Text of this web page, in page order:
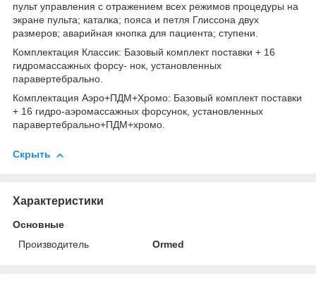
пульт управления с отражением всех режимов процедуры на
экране пульта; каталка; пояса и петля Глиссона двух
размеров; аварийная кнопка для пациента; ступени.
Комплектация Классик: Базовый комплект поставки + 16
гидромассажных форсу- нок, установленных
паравертебрально.
Комплектация Аэро+ПДМ+Хромо: Базовый комплект поставки
+ 16 гидро-аэромассажных форсунок, установленных
паравертебрально+ПДМ+хромо.
Скрыть
Характеристики
Основные
Производитель
Ormed